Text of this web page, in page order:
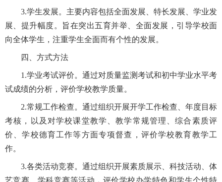
3.学生发展。主要内容包括全面发展、特长发展、学业发
展、提升幅度。旨在突出五育并举、全面发展，引导学校面
向全体学生，注重学生全面而有个性的发展。
四、方式方法
1.学业考试评价。通过对质量监测考试和初中学业水平考
试成绩的分析，评价学校教学质量。
2.常规工作检查。通过组织开展开学工作检查、年度目标
考核，以及对学校课堂教学、教学常规管理、综合素质评
价、学校德育工作等方面专项督查，评价学校教育教学工
作。
3.各类活动竞赛。通过组织开展素质展示、科技活动、体
艺竞赛、学科竞赛等活动，评价学校办学特色和学生个性特